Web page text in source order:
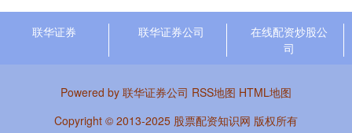
联华证券 联华证券公司
在线配资炒股公
司
Powered by 联华证券公司 RSS地图 HTML地图
Copyright © 2013-2025 股票配资知识网 版权所有